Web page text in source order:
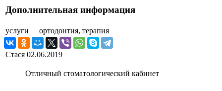
Дополнительная информация
услуги ортодонтия, терапия
Стася 02.06.2019
Отличный стоматологический кабинет